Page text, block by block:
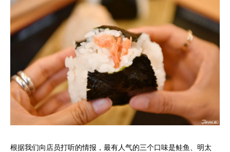
根据我们向店员打听的情报，最有人气的三个口味是鲑鱼、明太